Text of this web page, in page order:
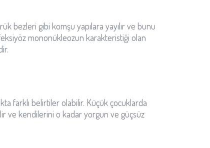
bezleri gibi komşu yapılara yayılır ve bunu
mononükleozun karakteristiği olan
farklı belirtiler olabilir. Küçük çocuklarda
ve kendilerini o kadar yorgun ve güçsüz